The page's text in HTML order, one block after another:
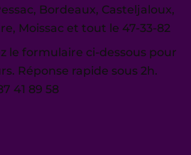
Bordeaux, Casteljaloux,
Moissac et tout le 47-33-82
le formulaire ci-dessous pour
Réponse rapide sous 2h.
41 89 58